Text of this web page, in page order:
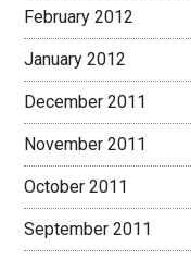
February 2012
January 2012
December 2011
November 2011
October 2011
September 2011